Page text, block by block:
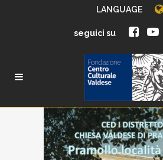
LANGUAGE
seguici su